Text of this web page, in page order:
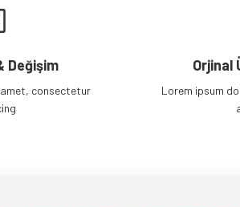
Değişim
consectetur
Orjinal
Lorem ipsum